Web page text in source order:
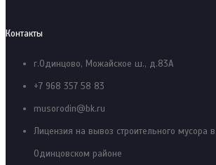
Контакты
г.Одинцово, Можайское ш., д.83А
+7 968 357 58 83
musorodin@bk.ru
Лицензия на вывоз строительного мусора
Одинцовском районе